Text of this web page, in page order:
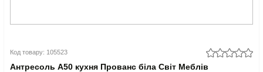
Код товару: 105523
Антресоль А50 кухня Прованс біла Світ Меблів